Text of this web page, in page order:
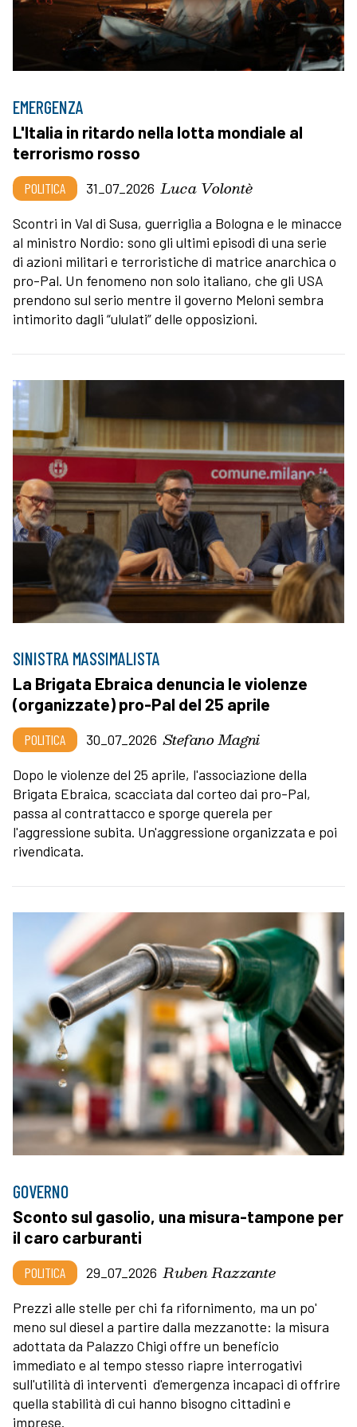
EMERGENZA
L'Italia in ritardo nella lotta mondiale al
terrorismo rosso
POLITICA 31_07_2026 Luca Volontè
Scontri in Val di Susa, guerriglia a Bologna e le minacce
al ministro Nordio: sono gli ultimi episodi di una serie
di azioni militari e terroristiche di matrice anarchica o
pro-Pal. Un fenomeno non solo italiano, che gli USA
prendono sul serio mentre il governo Meloni sembra
intimorito dagli “ululati” delle opposizioni.
SINISTRA MASSIMALISTA
La Brigata Ebraica denuncia le violenze
(organizzate) pro-Pal del 25 aprile
POLITICA 30_07_2026 Stefano Magni
Dopo le violenze del 25 aprile, l'associazione della
Brigata Ebraica, scacciata dal corteo dai pro-Pal,
passa al contrattacco e sporge querela per
l'aggressione subita. Un'aggressione organizzata e poi
rivendicata.
GOVERNO
Sconto sul gasolio, una misura-tampone per
il caro carburanti
POLITICA 29_07_2026 Ruben Razzante
Prezzi alle stelle per chi fa rifornimento, ma un po'
meno sul diesel a partire dalla mezzanotte: la misura
adottata da Palazzo Chigi offre un beneficio
immediato e al tempo stesso riapre interrogativi
sull'utilità di interventi d'emergenza incapaci di offrire
quella stabilità di cui hanno bisogno cittadini e
imprese.